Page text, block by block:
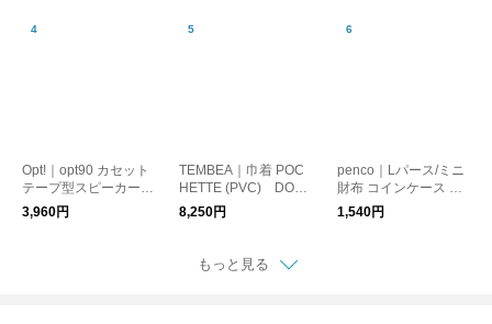
Opt!｜opt90 カセット
テープ型スピーカー/B
luetooth
3,960円
TEMBEA｜巾着 POC
HETTE (PVC) DOG-
1/ポシェット バッグ
犬
8,250円
penco｜Lパース/ミニ
財布 コインケース カ
ードケース
1,540円
もっと見る